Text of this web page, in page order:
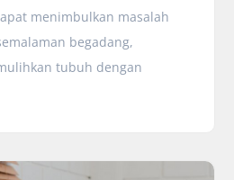
menimbulkan masalah
begadang,
tubuh dengan